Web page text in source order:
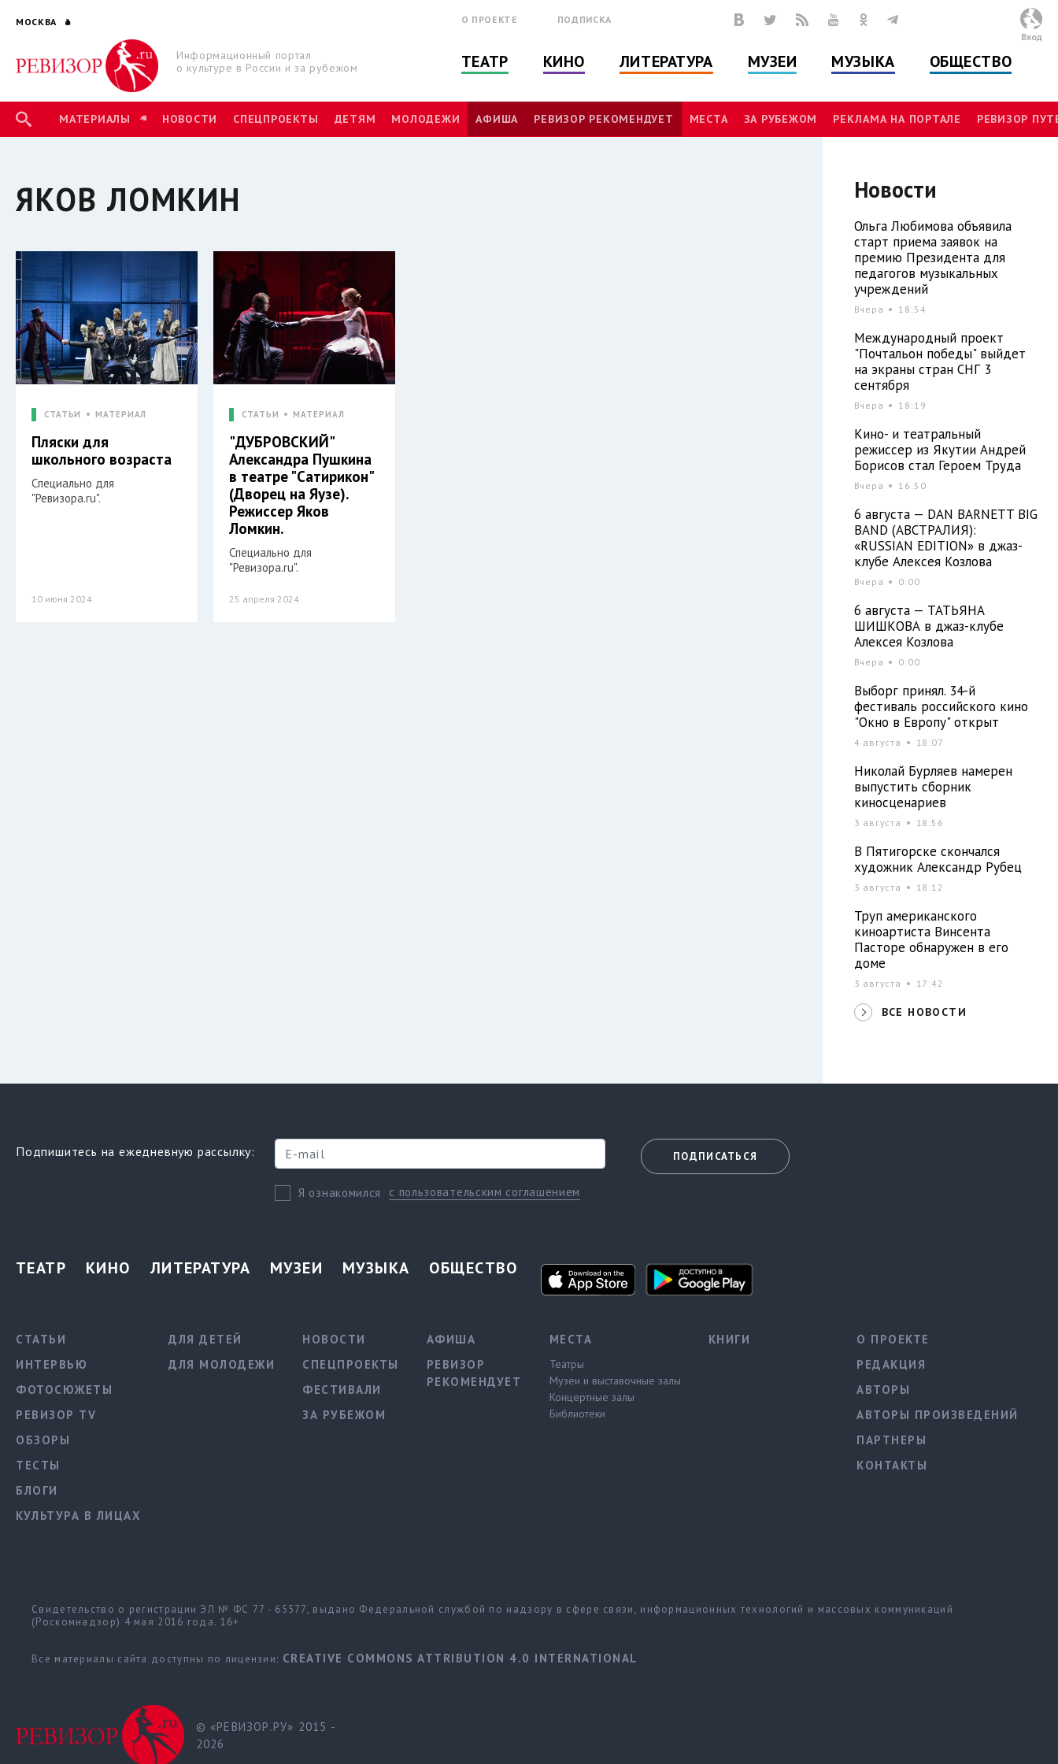
МОСКВА
Информационный портал
о культуре в России и за рубежом
О ПРОЕКТЕ ПОДПИСКА
ТЕАТР КИНО ЛИТЕРАТУРА МУЗЕИ МУЗЫКА ОБЩЕСТВО
Вход
МАТЕРИАЛЫ НОВОСТИ СПЕЦПРОЕКТЫ ДЕТЯМ МОЛОДЕЖИ АФИША РЕВИЗОР РЕКОМЕНДУЕТ МЕСТА ЗА РУБЕЖОМ РЕКЛАМА НА ПОРТАЛЕ РЕВИЗОР
ЯКОВ ЛОМКИН
СТАТЬИ МАТЕРИАЛ
Пляски для
школьного возраста
Специально для
"Ревизора.ru".
10 июня 2024
СТАТЬИ МАТЕРИАЛ
"ДУБРОВСКИЙ"
Александра Пушкина
в театре "Сатирикон"
(Дворец на Яузе).
Режиссер Яков
Ломкин.
Специально для
"Ревизора.ru".
25 апреля 2024
Новости
Ольга Любимова объявила
старт приема заявок на
премию Президента для
педагогов музыкальных
учреждений
Вчера 18:54
Международный проект
"Почтальон победы" выйдет
на экраны стран СНГ 3
сентября
Вчера 18:19
Кино- и театральный
режиссер из Якутии Андрей
Борисов стал Героем Труда
Вчера 16:50
6 августа — DAN BARNETT BIG
BAND (АВСТРАЛИЯ):
«RUSSIAN EDITION» в джаз-
клубе Алексея Козлова
Вчера 0:00
6 августа — ТАТЬЯНА
ШИШКОВА в джаз-клубе
Алексея Козлова
Вчера 0:00
Выборг принял. 34-й
фестиваль российского кино
"Окно в Европу" открыт
4 августа 18:07
Николай Бурляев намерен
выпустить сборник
киносценариев
3 августа 18:56
В Пятигорске скончался
художник Александр Рубец
3 августа 18:12
Труп американского
киноартиста Винсента
Пасторе обнаружен в его
доме
3 августа 17:42
ВСЕ НОВОСТИ
Подпишитесь на ежедневную рассылку:
Я ознакомился с пользовательским соглашением
ПОДПИСАТЬСЯ
ТЕАТР КИНО ЛИТЕРАТУРА МУЗЕИ МУЗЫКА ОБЩЕСТВО
СТАТЬИ
ИНТЕРВЬЮ
ФОТОСЮЖЕТЫ
РЕВИЗОР TV
ОБЗОРЫ
ТЕСТЫ
БЛОГИ
КУЛЬТУРА В ЛИЦАХ
ДЛЯ ДЕТЕЙ
ДЛЯ МОЛОДЕЖИ
НОВОСТИ
СПЕЦПРОЕКТЫ
ФЕСТИВАЛИ
ЗА РУБЕЖОМ
АФИША
РЕВИЗОР
РЕКОМЕНДУЕТ
МЕСТА
Театры
Музеи и выставочные залы
Концертные залы
Библиотеки
КНИГИ
О ПРОЕКТЕ
РЕДАКЦИЯ
АВТОРЫ
АВТОРЫ ПРОИЗВЕДЕНИЙ
ПАРТНЕРЫ
КОНТАКТЫ
Свидетельство о регистрации ЭЛ № ФС 77 - 65577, выдано Федеральной службой по надзору в сфере связи, информационных технологий и массовых коммуникаций
(Роскомнадзор) 4 мая 2016 года. 16+
Все материалы сайта доступны по лицензии: CREATIVE COMMONS ATTRIBUTION 4.0 INTERNATIONAL
© «РЕВИЗОР.РУ» 2015 -
2026